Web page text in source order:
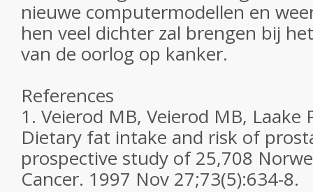
nieuwe computermodellen en
hen veel dichter zal brengen bij
van de oorlog op kanker.
References
1. Veierod MB, Veierod MB, Laake
Dietary fat intake and risk of
prospective study of 25,708
Cancer. 1997 Nov 27;73(5):634-8.